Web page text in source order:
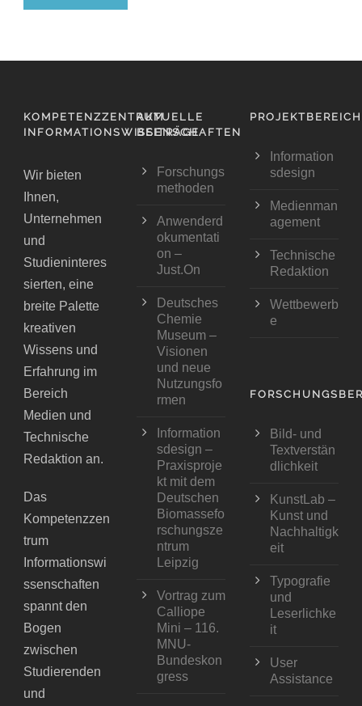
KOMPETENZZENTRUM
INFORMATIONSWISSENSCHAFTEN
Wir bieten
Ihnen,
Unternehmen
und
Studieninteres
sierten, eine
breite Palette
kreativen
Wissens und
Erfahrung im
Bereich
Medien und
Technische
Redaktion an.
Das
Kompetenzzen
trum
Informationswi
ssenschaften
spannt den
Bogen
zwischen
Studierenden
und
AKTUELLE
BEITRÄGE
Forschungs
methoden
Anwenderd
okumentati
on –
Just.On
Deutsches
Chemie
Museum –
Visionen
und neue
Nutzungsfo
rmen
Information
sdesign –
Praxisproje
kt mit dem
Deutschen
Biomassefo
rschungsze
ntrum
Leipzig
Vortrag zum
Calliope
Mini – 116.
MNU-
Bundeskon
gress
Information
sdesign
Medienman
agement
Technische
Redaktion
Wettbewerb
e
Bild- und
Textverstän
dlichkeit
KunstLab –
Kunst und
Nachhaltigk
eit
Typografie
und
Leserlichke
it
User
Assistance